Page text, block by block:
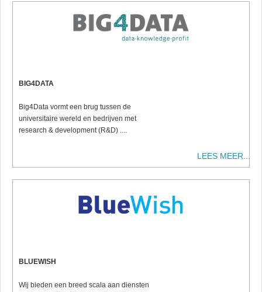
BIG4DATA
Big4Data vormt een brug tussen de
universitaire wereld en bedrijven met
research & development (R&D) ....
LEES MEER...
BLUEWISH
Wij bieden een breed scala aan diensten